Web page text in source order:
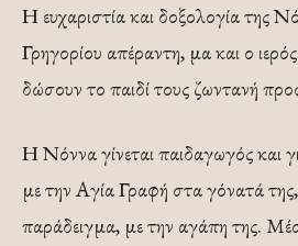
Η ευχαριστία και δοξολογία της
Γρηγορίου απέραντη, μα και ο
δώσουν το παιδί τους ζωντανή
Η Νόννα γίνεται παιδαγωγός και
με την Αγία Γραφή στα γόνατά
παράδειγμα, με την αγάπη της.